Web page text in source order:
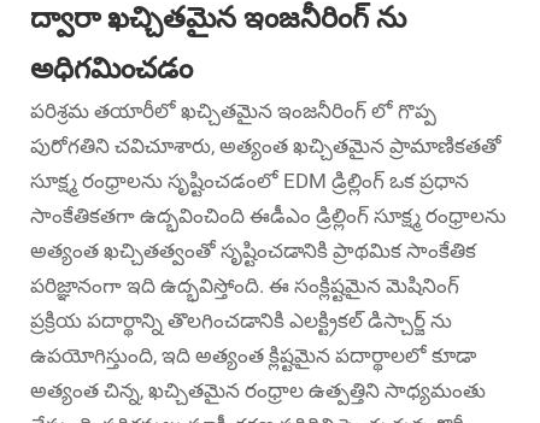
ద్వారా ఖచ్చితమైన ఇంజనీరింగ్ ను
అధిగమించడం
పరిశ్రమ తయారీలో ఖచ్చితమైన ఇంజనీరింగ్ లో గొప్ప
పురోగతిని చవిచూశారు, అత్యంత ఖచ్చితమైన ప్రామాణికతతో
సూక్ష్మ రంధ్రాలను సృష్టించడంలో EDM డ్రిల్లింగ్ ఒక ప్రధాన
సాంకేతికతగా ఉద్భవించింది ఈడీఎం డ్రిల్లింగ్ సూక్ష్మ రంధ్రాలను
అత్యంత ఖచ్చితత్వంతో సృష్టించడానికి ప్రాథమిక సాంకేతిక
పరిజ్ఞానంగా ఇది ఉద్భవిస్తోంది. ఈ సంక్లిష్టమైన మెషినింగ్
ప్రక్రియ పదార్థాన్ని తొలగించడానికి ఎలక్ట్రికల్ డిస్చార్జ్ ను
ఉపయోగిస్తుంది, ఇది అత్యంత క్లిష్టమైన పదార్థాలలో కూడా
అత్యంత చిన్న, ఖచ్చితమైన రంధ్రాల ఉత్పత్తిని సాధ్యమంతు